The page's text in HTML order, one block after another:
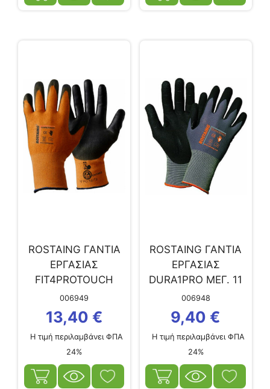
ROSTAING ΓΑΝΤΙΑ
ΕΡΓΑΣΙΑΣ
FIT4PROTOUCH
ΜΕΓ. 09
006949
13,40 €
Η τιμή περιλαμβάνει ΦΠΑ
24%
ROSTAING ΓΑΝΤΙΑ
ΕΡΓΑΣΙΑΣ
DURA1PRO ΜΕΓ. 11
006948
9,40 €
Η τιμή περιλαμβάνει ΦΠΑ
24%